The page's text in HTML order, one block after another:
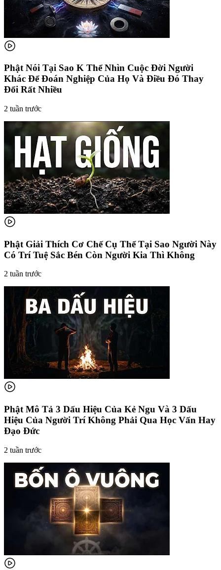
Phật Nói Tại Sao K Thể Nhìn Cuộc Đời Người
Khác Để Đoán Nghiệp Của Họ Và Điều Đó Thay
Đổi Rất Nhiều
2 tuần trước
Phật Giải Thích Cơ Chế Cụ Thể Tại Sao Người Này
Có Trí Tuệ Sắc Bén Còn Người Kia Thì Không
2 tuần trước
Phật Mô Tả 3 Dấu Hiệu Của Kẻ Ngu Và 3 Dấu
Hiệu Của Người Trí Không Phải Qua Học Vấn Hay
Đạo Đức
2 tuần trước